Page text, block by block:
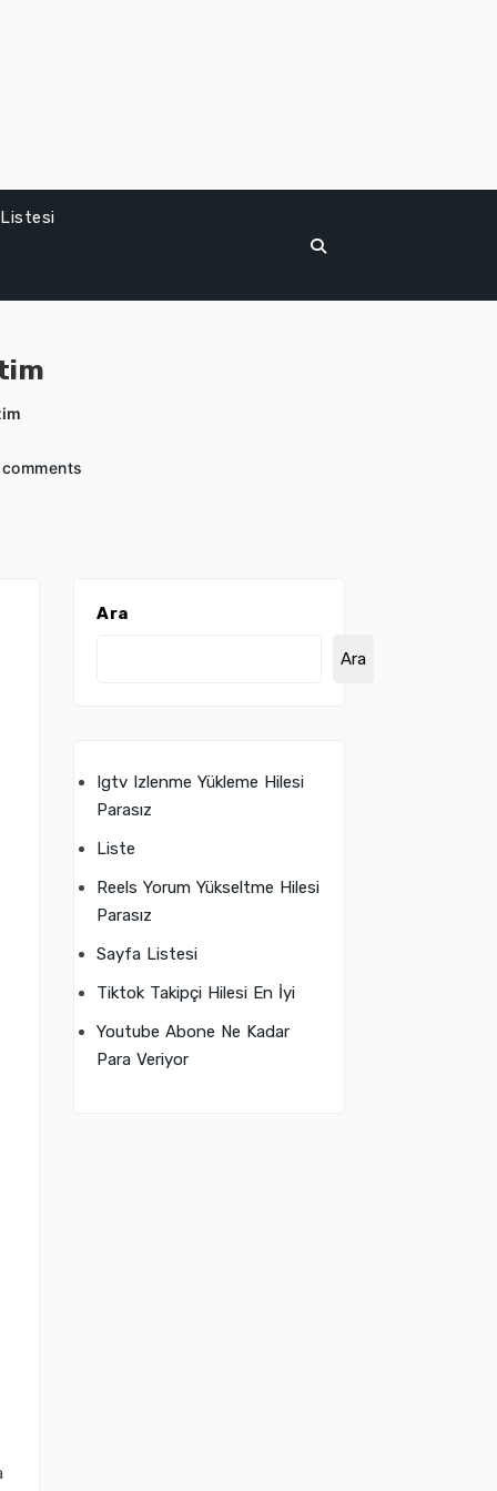
Ara
Ara
Igtv Izlenme Yükleme Hilesi
Parasız
Liste
Reels Yorum Yükseltme Hilesi
Parasız
Sayfa Listesi
Tiktok Takipçi Hilesi En İyi
Youtube Abone Ne Kadar
Para Veriyor